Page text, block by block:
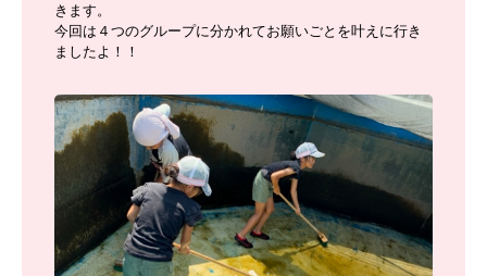
きます。
今回は４つのグループに分かれてお願いごとを叶えに行き
ましたよ！！